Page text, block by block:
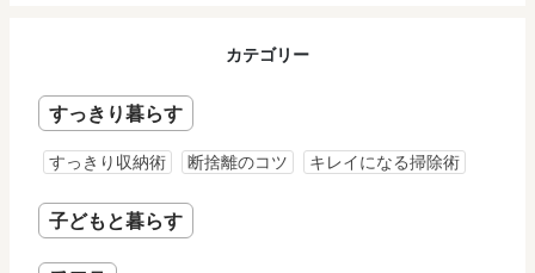
カテゴリー
すっきり暮らす
すっきり収納術 断捨離のコツ キレイになる掃除術
子どもと暮らす